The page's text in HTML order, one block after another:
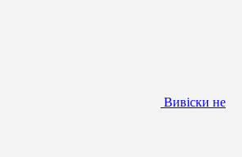
Вивіски не